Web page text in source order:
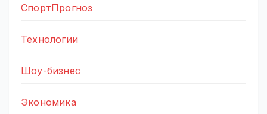
СпортПрогноз
Технологии
Шоу-бизнес
Экономика